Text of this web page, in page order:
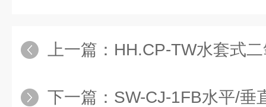
上一篇： HH.CP-TW水套式
下一篇： SW-CJ-1FB水平/垂